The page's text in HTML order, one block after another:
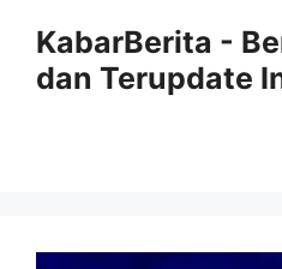
KabarBerita -
dan Terupdate